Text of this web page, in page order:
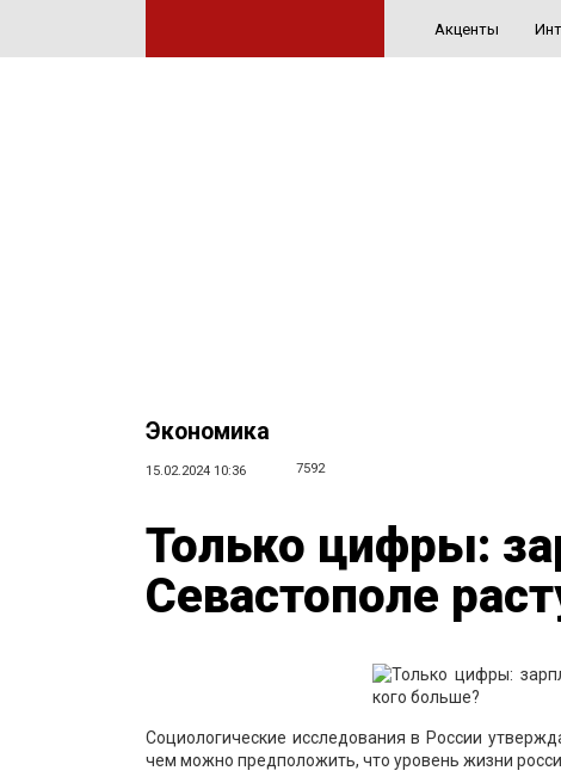
Акценты
Экономика
15.02.2024 10:36 7592
Только цифры:
Севастополе
Социологические исследования в России
чем можно предположить, что уровень жизни